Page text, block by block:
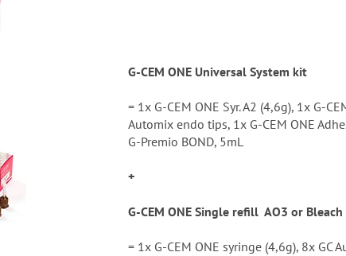
G-CEM ONE Universal System kit
= 1x G-CEM ONE Syr. A2 (4,6g), 1x G-
Automix endo tips, 1x G-CEM ONE
G-Premio BOND, 5mL
+
G-CEM ONE Single refill AO3 or
= 1x G-CEM ONE syringe (4,6g), 8x GC